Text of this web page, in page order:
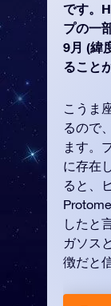
です。
プの一
9月 (緯
ること
こうま
るので
ます。
に存在
ると、
したと
ガソス
徴だと